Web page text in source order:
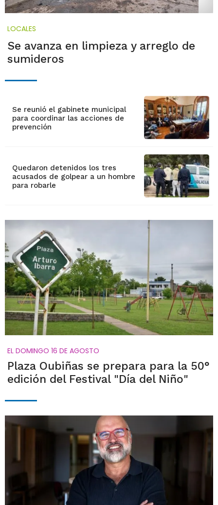
LOCALES
Se avanza en limpieza y arreglo de
sumideros
Se reunió el gabinete municipal
para coordinar las acciones de
prevención
Quedaron detenidos los tres
acusados de golpear a un hombre
para robarle
EL DOMINGO 16 DE AGOSTO
Plaza Oubiñas se prepara para la 50°
edición del Festival "Día del Niño"